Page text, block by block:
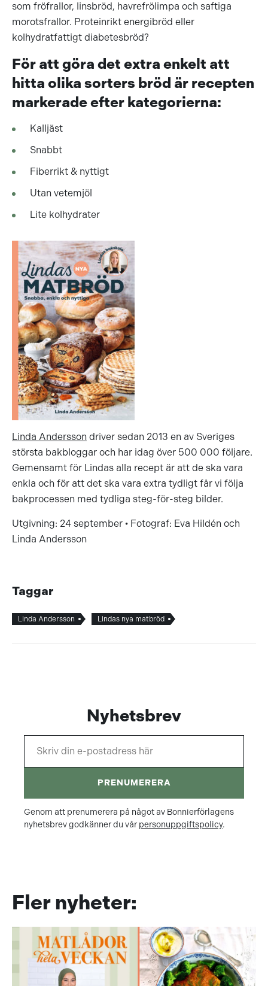
som fröfrallor, linsbröd, havrefrölimpa och saftiga
morotsfrallor. Proteinrikt energibröd eller
kolhydratfattigt diabetesbröd?
För att göra det extra enkelt att
hitta olika sorters bröd är recepten
markerade efter kategorierna:
Kalljäst
Snabbt
Fiberrikt & nyttigt
Utan vetemjöl
Lite kolhydrater
Linda Andersson driver sedan 2013 en av Sveriges
största bakbloggar och har idag över 500 000 följare.
Gemensamt för Lindas alla recept är att de ska vara
enkla och för att det ska vara extra tydligt får vi följa
bakprocessen med tydliga steg-för-steg bilder.
Utgivning: 24 september • Fotograf: Eva Hildén och
Linda Andersson
Taggar
Linda Andersson Lindas nya matbröd
Nyhetsbrev
PRENUMERERA
Genom att prenumerera på något av Bonnierförlagens
nyhetsbrev godkänner du vår personuppgiftspolicy.
Fler nyheter: